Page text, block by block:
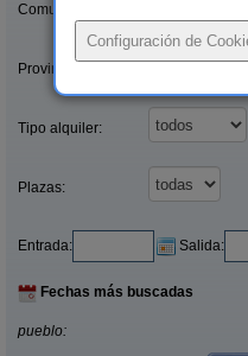
Comunidades:
Provincias/Islas:
Tipo alquiler:
Plazas:
Entrada: Salida:
Fechas más buscadas
pueblo: